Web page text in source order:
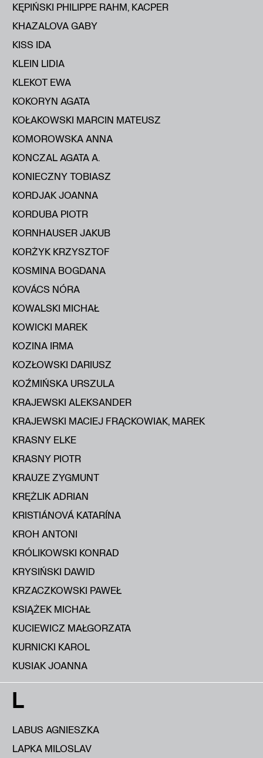
KĘPIŃSKI PHILIPPE RAHM, KACPER
KHAZALOVA GABY
KISS IDA
KLEIN LIDIA
KLEKOT EWA
KOKORYN AGATA
KOŁAKOWSKI MARCIN MATEUSZ
KOMOROWSKA ANNA
KONCZAL AGATA A.
KONIECZNY TOBIASZ
KORDJAK JOANNA
KORDUBA PIOTR
KORNHAUSER JAKUB
KORŻYK KRZYSZTOF
KOSMINA BOGDANA
KOVÁCS NÓRA
KOWALSKI MICHAŁ
KOWICKI MAREK
KOZINA IRMA
KOZŁOWSKI DARIUSZ
KOŹMIŃSKA URSZULA
KRAJEWSKI ALEKSANDER
KRAJEWSKI MACIEJ FRĄCKOWIAK, MAREK
KRASNY ELKE
KRASNY PIOTR
KRAUZE ZYGMUNT
KRĘŻLIK ADRIAN
KRISTIÁNOVÁ KATARÍNA
KROH ANTONI
KRÓLIKOWSKI KONRAD
KRYSIŃSKI DAWID
KRZACZKOWSKI PAWEŁ
KSIĄŻEK MICHAŁ
KUCIEWICZ MAŁGORZATA
KURNICKI KAROL
KUSIAK JOANNA
L
LABUS AGNIESZKA
LAPKA MILOSLAV